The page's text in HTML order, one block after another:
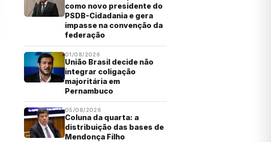
como novo presidente do
PSDB-Cidadania e gera
impasse na convenção da
federação
01/08/2026
União Brasil decide não
integrar coligação
majoritária em
Pernambuco
05/08/2026
Coluna da quarta: a
distribuição das bases de
Mendonça Filho